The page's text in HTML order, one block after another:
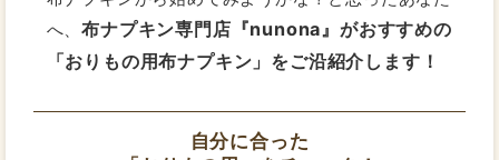
へ、布ナプキン専門店『nunona』がおすすめの
「おりもの用布ナプキン」をご沿紹介します！
自分に合った